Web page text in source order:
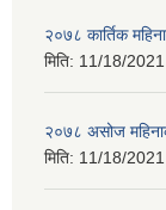
२०७८ कार्तिक
मिति: 11/18/
२०७८ असोज
मिति: 11/18/